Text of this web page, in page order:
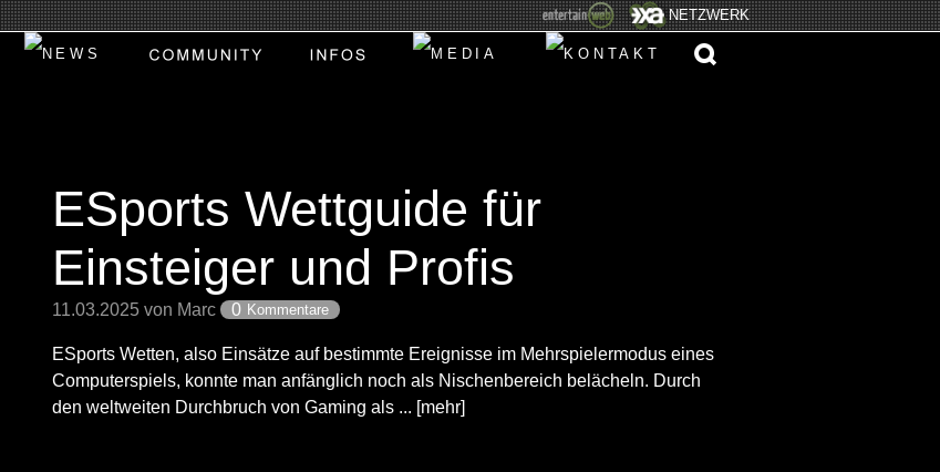
NETZWERK
ESports Wettguide für
Einsteiger und Profis
11.03.2025 von Marc 0 Kommentare
ESports Wetten, also Einsätze auf bestimmte Ereignisse im Mehrspielermodus eines
Computerspiels, konnte man anfänglich noch als Nischenbereich belächeln. Durch
den weltweiten Durchbruch von Gaming als ... [mehr]